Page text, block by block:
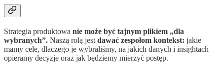
Strategia produktowa nie może być tajnym plikiem „dla
wybranych”. Naszą rolą jest dawać zespołom kontekst: jakie
mamy cele, dlaczego je wybraliśmy, na jakich danych i insightach
opieramy decyzje oraz jak będziemy mierzyć postęp.